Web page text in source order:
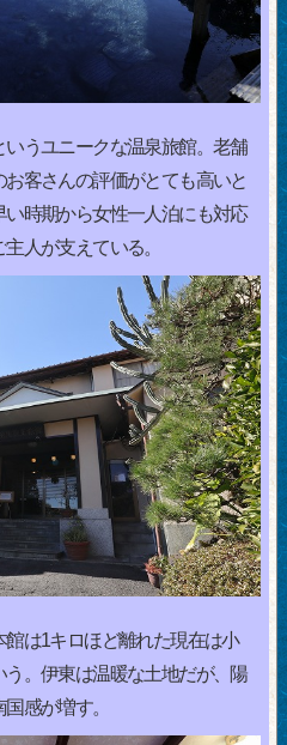
うユニークな温泉旅館。老舗
客さんの評価がとても高いと
時期から女性一人泊にも対応
人が支えている。
は1キロほど離れた現在は小
。伊東は温暖な土地だが、陽
感が増す。